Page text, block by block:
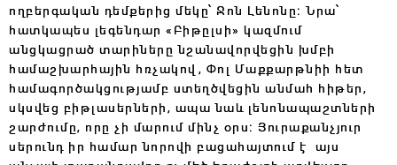
ողբերգական դեմքերից մեկը՝ Ջոն Լենոնը։ Նրա՝
հատկապես լեգենդար «Բիթըլսի» կազմում
անցկացրած տարիները նշանավորվեցին խմբի
համաշխարհային հռչակով, Փոլ Մաքքարթնիի հետ
համագործակցությամբ ստեղծվեցին անմահ հիթեր,
սկսվեց բիթլասերների, ապա նաև լենոնապաշտների
շարժումը, որը չի մարում մինչ օրս։ Յուրաքանչյուր
սերունդ իր համար նորովի բացահայտում է այս